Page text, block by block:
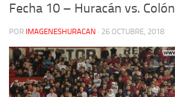
Fecha 10 – Huracán vs. Colón
POR IMAGENESHURACAN · 26 OCTUBRE, 2018